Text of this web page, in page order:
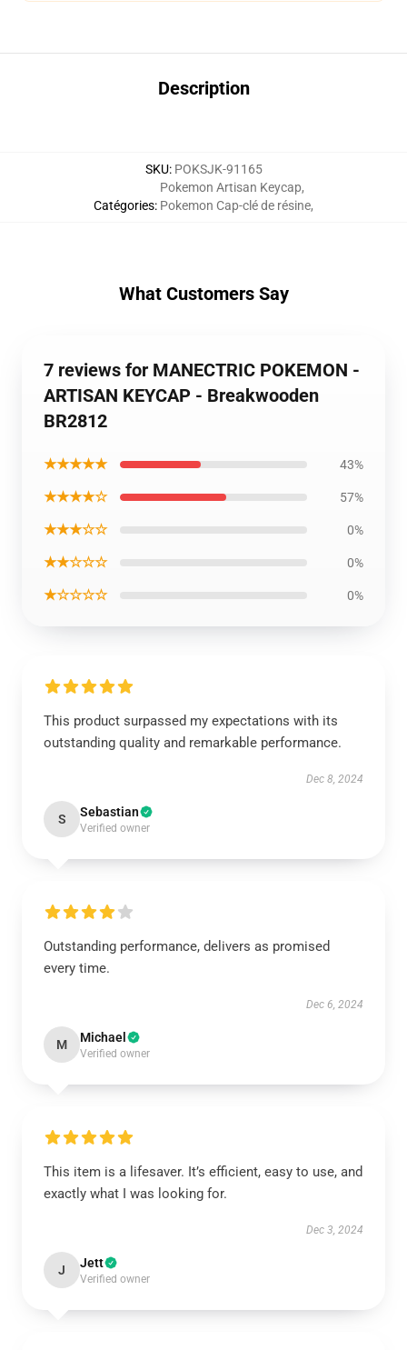
Description
SKU: POKSJK-91165
Catégories:
Pokemon Artisan Keycap,
Pokemon Cap-clé de résine,
What Customers Say
7 reviews for MANECTRIC POKEMON -
ARTISAN KEYCAP - Breakwooden
BR2812
★★★★★ 43%
★★★★☆ 57%
★★★☆☆ 0%
★★☆☆☆ 0%
★☆☆☆☆ 0%
This product surpassed my expectations with its
outstanding quality and remarkable performance.
Dec 8, 2024
S Sebastian
Verified owner
Outstanding performance, delivers as promised
every time.
Dec 6, 2024
M Michael
Verified owner
This item is a lifesaver. It’s efficient, easy to use, and
exactly what I was looking for.
Dec 3, 2024
J Jett
Verified owner